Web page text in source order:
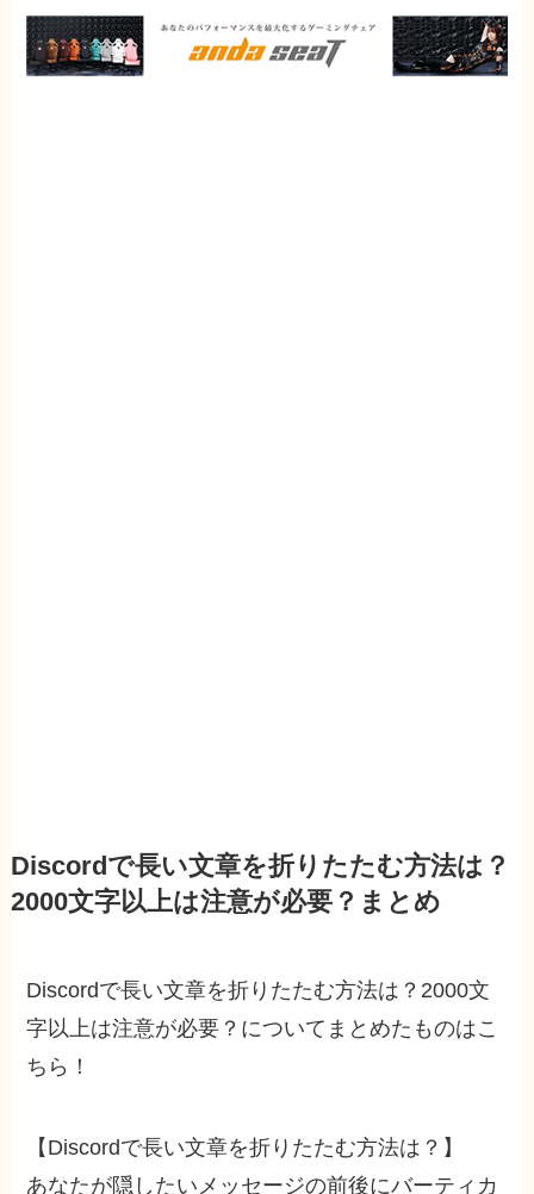
Discordで長い文章を折りたたむ方法は？
2000文字以上は注意が必要？まとめ
Discordで長い文章を折りたたむ方法は？2000文
字以上は注意が必要？についてまとめたものはこ
ちら！
【Discordで長い文章を折りたたむ方法は？】
あなたが隠したいメッセージの前後にバーティカ